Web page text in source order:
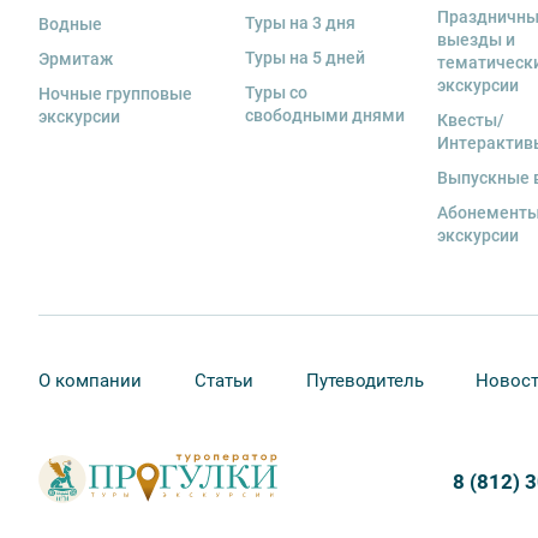
стоимость комплекта в размере 5500 руб. 00 коп.
13. Для бронирования мест на заграничные
предоставить ФИО, дату рождения, серию и номер
Водные
Эрмитаж
Ночные групповые
экскурсии
Туры на 3 дня
Туры на 5 дней
Туры со
свободными днями
выезды и
экскурсии
Квесты/
Выпускные
экскурсии
О компании Статьи Путеводитель
8 (812)